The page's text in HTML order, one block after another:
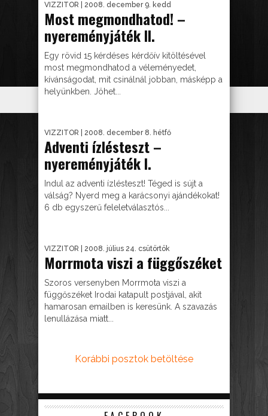
VIZZITOR | 2008. december 9. kedd
Most megmondhatod! –
nyereményjáték II.
Egy rövid 15 kérdéses kérdőív kitöltésével
most megmondhatod a véleményedet,
kívánságodat, mit csinálnál jobban, másképp a
helyünkben. Jöhet...
VIZZITOR | 2008. december 8. hétfő
Adventi ízlésteszt –
nyereményjáték I.
Indul az adventi ízlésteszt! Téged is sújt a
válság? Nyerd meg a karácsonyi ajándékokat!
6 db egyszerű feleletválasztós...
VIZZITOR | 2008. július 24. csütörtök
Morrmota viszi a függőszéket
Szoros versenyben Morrmota viszi a
függőszéket Irodai katapult postjával, akit
hamarosan emailben is keresünk. A szavazás
lenullázása miatt...
Korábbi posztok betöltése